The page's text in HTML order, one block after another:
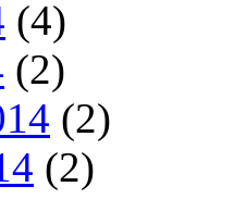
(4)
(2)
(2)
(2)